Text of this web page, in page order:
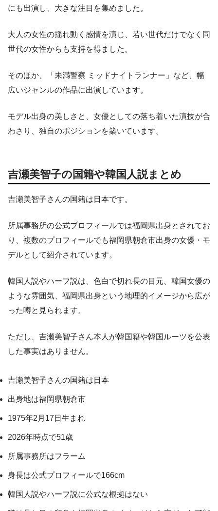
にも出演し、大きな注目を集めました。
大人の女性の揺れ動く感情を演じ、若い世代だけでなく同
世代の女性からも支持を得ました。
そのほか、「未満警察 ミッドナイトランナー」など、幅
広いジャンルの作品に出演しています。
モデル出身の美しさと、女優としての落ち着いた演技が合
わさり、独自のポジションを築いています。
吉瀬美智子の国籍や韓国人説まとめ
吉瀬美智子さんの国籍は日本です。
所属事務所の公式プロフィールでは福岡県出身とされてお
り、複数のプロフィールでも福岡県朝倉市出身の女優・モ
デルとして紹介されています。
韓国人説やハーフ説は、色白で切れ長の目元、韓国女優の
ような雰囲気、福岡県出身という地理的イメージから広が
った噂と見られます。
ただし、吉瀬美智子さん本人が韓国籍や韓国ルーツを公表
した事実はありません。
吉瀬美智子さんの国籍は日本
出身地は福岡県朝倉市
1975年2月17日生まれ
2026年時点で51歳
所属事務所はフラーム
身長は公式プロフィールで166cm
韓国人説やハーフ説に公式な根拠はない